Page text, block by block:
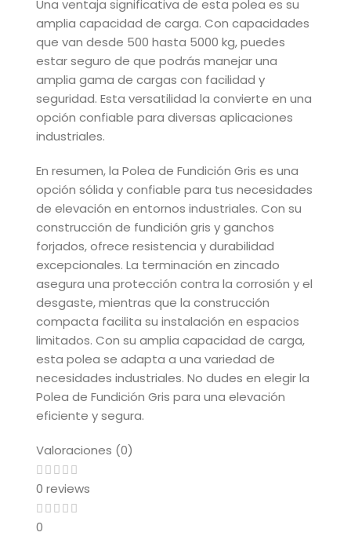
Una ventaja significativa de esta polea es su
amplia capacidad de carga. Con capacidades
que van desde 500 hasta 5000 kg, puedes
estar seguro de que podrás manejar una
amplia gama de cargas con facilidad y
seguridad. Esta versatilidad la convierte en una
opción confiable para diversas aplicaciones
industriales.
En resumen, la Polea de Fundición Gris es una
opción sólida y confiable para tus necesidades
de elevación en entornos industriales. Con su
construcción de fundición gris y ganchos
forjados, ofrece resistencia y durabilidad
excepcionales. La terminación en zincado
asegura una protección contra la corrosión y el
desgaste, mientras que la construcción
compacta facilita su instalación en espacios
limitados. Con su amplia capacidad de carga,
esta polea se adapta a una variedad de
necesidades industriales. No dudes en elegir la
Polea de Fundición Gris para una elevación
eficiente y segura.
Valoraciones (0)
0 reviews
0